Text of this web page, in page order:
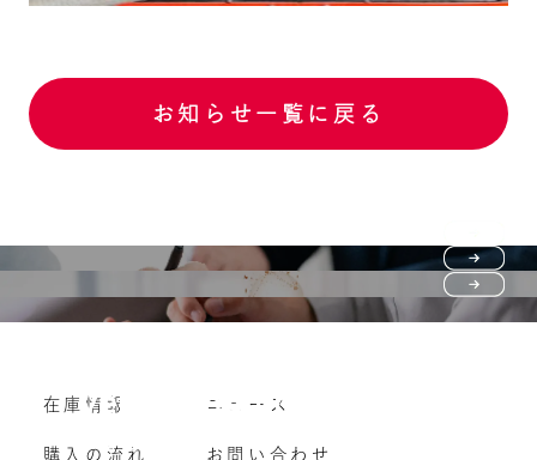
お知らせ一覧に戻る
購入の流れ
よくいただくご質問
Vehicle purchase
車両買い取り
在庫情報
購入の流れ
ニュース
お問い合わせ